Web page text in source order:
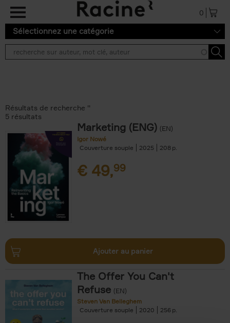
Aller au contenu principal
0
Sélectionnez une catégorie
Résultats de recherche ''
5 résultats
Marketing (ENG) (EN)
Igor Nowé
Couverture souple
2025 208
€ 49,99
Ajouter au panier
The Offer You Can't
Refuse (EN)
Steven Van Belleghem
Couverture souple
2020 256